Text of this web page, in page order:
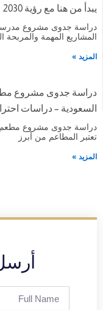
يبدأ من هنا مع رؤية 2030
دراسة جدوى مشروع
المشاريع المهمة والمربحة
المزيد »
دراسة جدوى مشروع
السعودية – دراسات
دراسة جدوى مشروع مطعم
تعتبر المطاعم من أبرز
المزيد »
Name